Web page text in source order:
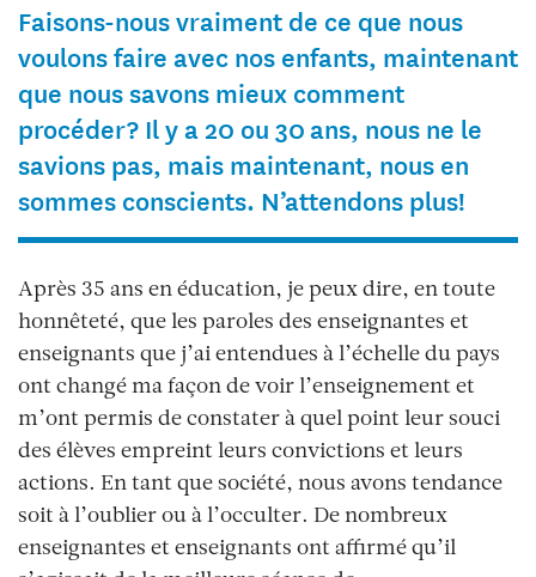
Faisons-nous vraiment de ce que nous
voulons faire avec nos enfants, maintenant
que nous savons mieux comment
procéder? Il y a 20 ou 30 ans, nous ne le
savions pas, mais maintenant, nous en
sommes conscients. N’attendons plus!
Après 35 ans en éducation, je peux dire, en toute
honnêteté, que les paroles des enseignantes et
enseignants que j’ai entendues à l’échelle du pays
ont changé ma façon de voir l’enseignement et
m’ont permis de constater à quel point leur souci
des élèves empreint leurs convictions et leurs
actions. En tant que société, nous avons tendance
soit à l’oublier ou à l’occulter. De nombreux
enseignantes et enseignants ont affirmé qu’il